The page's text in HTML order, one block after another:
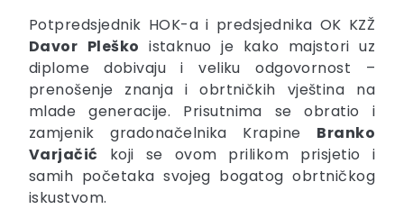
Potpredsjednik HOK-a i predsjednika OK KZŽ
Davor Pleško istaknuo je kako majstori uz
diplome dobivaju i veliku odgovornost –
prenošenje znanja i obrtničkih vještina na
mlade generacije. Prisutnima se obratio i
zamjenik gradonačelnika Krapine Branko
Varjačić koji se ovom prilikom prisjetio i
samih početaka svojeg bogatog obrtničkog
iskustvom.